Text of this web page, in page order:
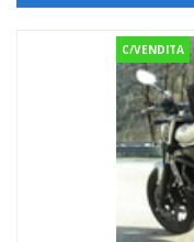
C/VENDITA